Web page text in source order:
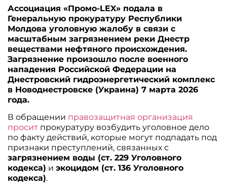
Ассоциация «Промо-LEX» подала в
Генеральную прокуратуру Республики
Молдова уголовную жалобу в связи с
масштабным загрязнением реки Днестр
веществами нефтяного происхождения.
Загрязнение произошло после военного
нападения Российской Федерации на
Днестровский гидроэнергетический комплекс
в Новоднестровске (Украина) 7 марта 2026
года.
В обращении правозащитная организация
просит прокуратуру возбудить уголовное дело
по факту действий, которые могут подпадать под
признаки преступлений, связанных с
загрязнением воды (ст. 229 Уголовного
кодекса) иэкоцидом (ст. 136 Уголовного
кодекса).